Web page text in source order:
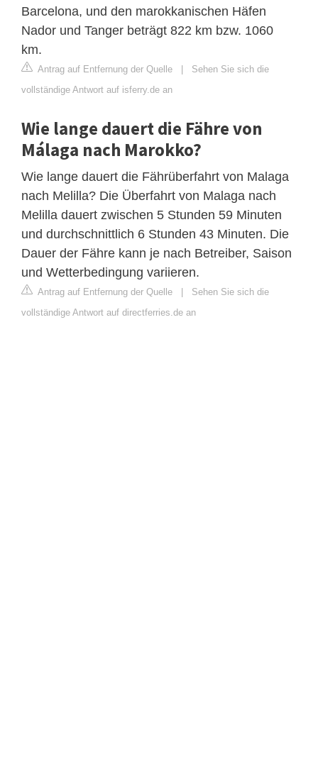
Barcelona, und den marokkanischen Häfen
Nador und Tanger beträgt 822 km bzw. 1060
km.
Antrag auf Entfernung der Quelle | Sehen Sie sich die
vollständige Antwort auf isferry.de an
Wie lange dauert die Fähre von
Málaga nach Marokko?
Wie lange dauert die Fährüberfahrt von Malaga
nach Melilla? Die Überfahrt von Malaga nach
Melilla dauert zwischen 5 Stunden 59 Minuten
und durchschnittlich 6 Stunden 43 Minuten. Die
Dauer der Fähre kann je nach Betreiber, Saison
und Wetterbedingung variieren.
Antrag auf Entfernung der Quelle | Sehen Sie sich die
vollständige Antwort auf directferries.de an